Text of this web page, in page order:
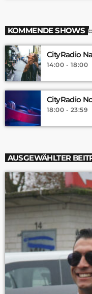
KOMMENDE SHOWS
CityRadio
14:00 - 18:00
CityRadio
18:00 - 23:59
AUSGEWÄHLTER